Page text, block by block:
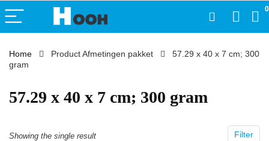
0
Home Product Afmetingen pakket
‎57.29 x 40 x 7 cm; 300
gram
‎57.29 x 40 x 7 cm; 300 gram
Filter
Showing the single result